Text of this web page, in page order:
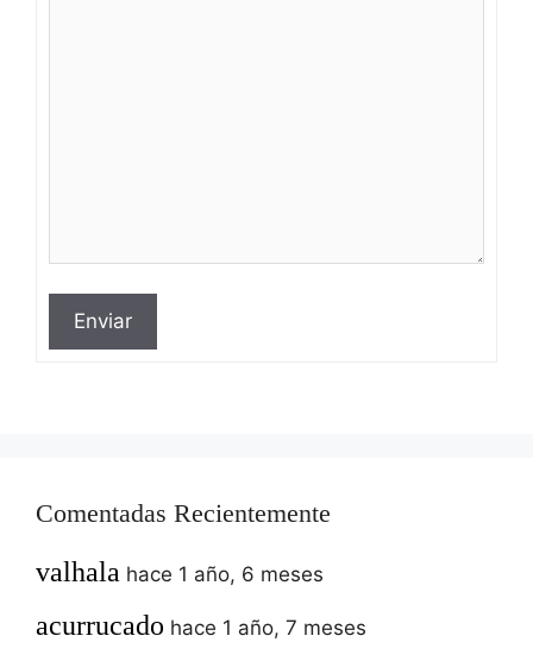
Enviar
Comentadas Recientemente
valhala hace 1 año, 6 meses
acurrucado hace 1 año, 7 meses